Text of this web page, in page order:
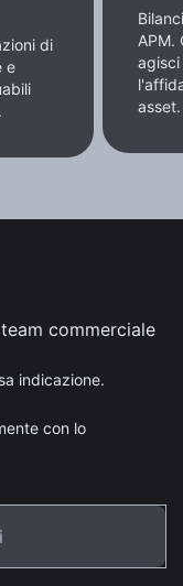
di
e
APM.
asset.
commerciale
indicazione.
con lo